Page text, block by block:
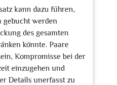
kann dazu führen,
gebucht werden
des gesamten
könnte. Paare
Kompromisse bei der
einzugehen und
Details unerfasst zu